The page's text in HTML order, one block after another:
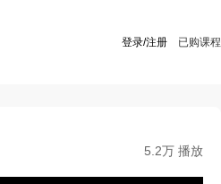
登录/注册 已购课程
5.2万 播放